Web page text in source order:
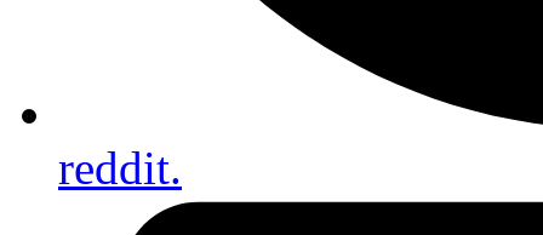
reddit.